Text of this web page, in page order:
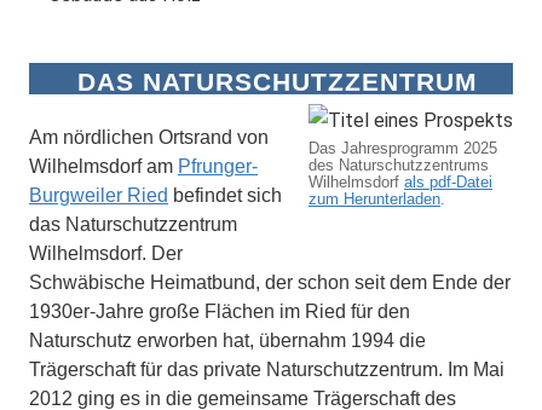
DAS NATURSCHUTZZENTRUM
Das Jahresprogramm 2025
des Naturschutzzentrums
Wilhelmsdorf als pdf-Datei
zum Herunterladen.
Am nördlichen Ortsrand von
Wilhelmsdorf am Pfrunger-
Burgweiler Ried befindet sich
das Naturschutzzentrum
Wilhelmsdorf. Der
Schwäbische Heimatbund, der schon seit dem Ende der
1930er-Jahre große Flächen im Ried für den
Naturschutz erworben hat, übernahm 1994 die
Trägerschaft für das private Naturschutzzentrum. Im Mai
2012 ging es in die gemeinsame Trägerschaft des